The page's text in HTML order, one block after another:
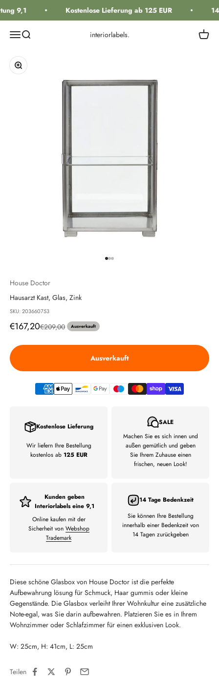
9,1 Kostenlose Lieferung ab 125 EUR
Navigationsmenü öffnen
Suche öffnen interiorlabels.
Bild vergrößern
House Doctor
Hausarzt Kast, Glas, Zink
SKU: 203660753
Angebot
€167,20Regulärer Preis
€209,00 Ausverkauft
Ausverkauft
Kostenlose Lieferung
Wir liefern Ihre Bestellung
kostenlos ab 125 EUR
SALE
Machen Sie es sich innen und
außen gemütlich und geben
Sie Ihrem Zuhause einen
frischen, neuen Look!
Kunden geben
Interiorlabels eine 9,1
Online kaufen mit der
Sicherheit von Webshop
Trademark
14 Tage Bedenkzeit
Sie können Ihre Bestellung
innerhalb einer Bedenkzeit von
14 Tagen zurückgeben
Diese schöne Glasbox von House Doctor ist die perfekte
Aufbewahrung lösung für Schmuck, Haar gummis oder kleine
Gegenstände. Die Glasbox verleiht Ihrer Wohnkultur eine zusätzliche
Note-egal, was Sie darin aufbewahren. Platzieren Sie es in Ihrem
Wohnzimmer oder Schlafzimmer für einen exklusiven Look.
W: 25cm, H: 41cm, L: 25cm
Teilen